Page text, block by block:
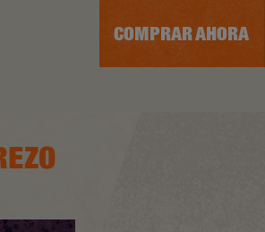
COMPRAR AHORA